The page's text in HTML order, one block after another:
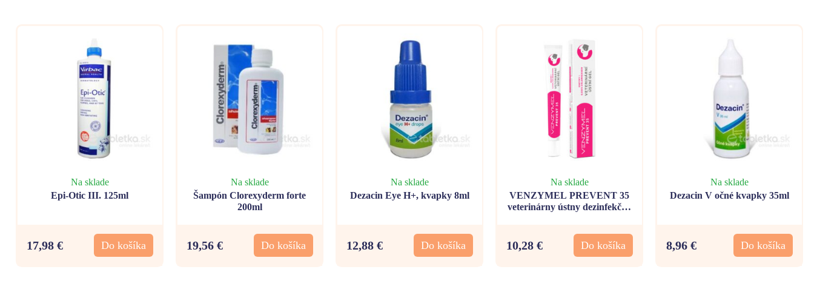
Na sklade
Epi-Otic III. 125ml
17,98 € Do košíka
Na sklade
Šampón Clorexyderm forte
200ml
19,56 € Do košíka
Na sklade
Dezacin Eye H+, kvapky 8ml
12,88 € Do košíka
Na sklade
VENZYMEL PREVENT 35
veterinárny ústny dezinfekčný
10,28 € Do košíka
Na sklade
Dezacin V očné kvapky 35ml
8,96 € Do košíka